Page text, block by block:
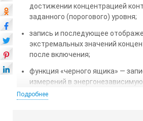
достижении концентрацией
заданного (порогового) уровня;
запись и последующее
экстремальных значений
после включения;
функция «черного ящика» —
измерений в
передача результатов
Подробнее